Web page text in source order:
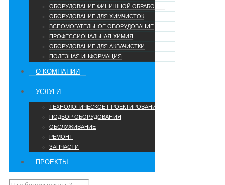
ОБОРУДОВАНИЕ ФИНИШНОЙ ОБРАБОТКИ
ОБОРУДОВАНИЕ ДЛЯ ХИМЧИСТОК
ВСПОМОГАТЕЛЬНОЕ ОБОРУДОВАНИЕ
ПРОФЕССИОНАЛЬНАЯ ХИМИЯ
ОБОРУДОВАНИЕ ДЛЯ АКВАЧИСТКИ
ПОЛЕЗНАЯ ИНФОРМАЦИЯ
О КОМПАНИИ
УCЛУГИ
ТЕХНОЛОГИЧЕСКОЕ ПРОЕКТИРОВАНИЕ
ПОДБОР ОБОРУДОВАНИЯ
ОБСЛУЖИВАНИЕ
РЕМОНТ
ЗАПЧАСТИ
ПРОЕКТЫ